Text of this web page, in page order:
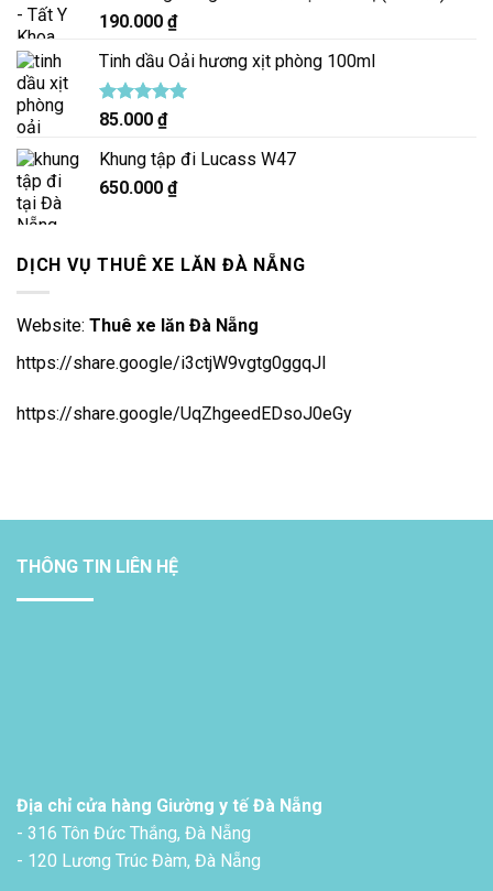
190.000 ₫
Tinh dầu Oải hương xịt phòng 100ml
Được xếp
5.00
5 sao
85.000 ₫
Khung tập đi Lucass W47
650.000 ₫
DỊCH VỤ THUÊ XE LĂN ĐÀ NẴNG
Website: Thuê xe lăn Đà Nẵng
https://share.google/i3ctjW9vgtg0ggqJl
https://share.google/UqZhgeedEDsoJ0eGy
THÔNG TIN LIÊN HỆ
Địa chỉ cửa hàng Giường y tế Đà Nẵng
- 316 Tôn Đức Thắng, Đà Nẵng
- 120 Lương Trúc Đàm, Đà Nẵng